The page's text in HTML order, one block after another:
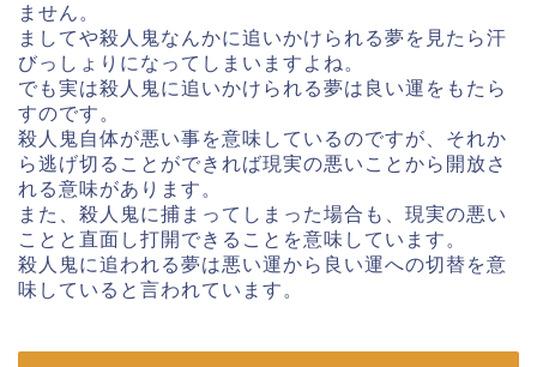
ません。
ましてや殺人鬼なんかに追いかけられる夢を見たら汗
びっしょりになってしまいますよね。
でも実は殺人鬼に追いかけられる夢は良い運をもたら
すのです。
殺人鬼自体が悪い事を意味しているのですが、それか
ら逃げ切ることができれば現実の悪いことから開放さ
れる意味があります。
また、殺人鬼に捕まってしまった場合も、現実の悪い
ことと直面し打開できることを意味しています。
殺人鬼に追われる夢は悪い運から良い運への切替を意
味していると言われています。